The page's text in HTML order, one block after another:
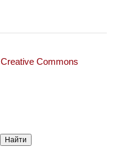
Creative Commons